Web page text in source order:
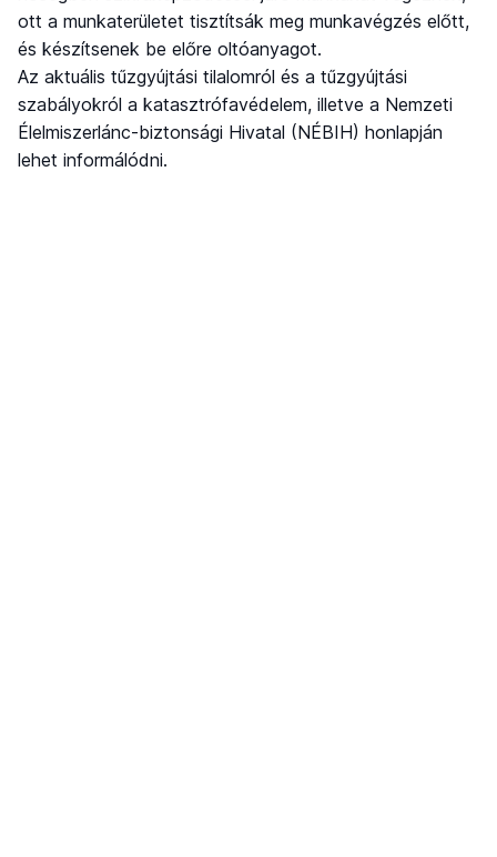
ott a munkaterületet tisztítsák meg munkavégzés előtt,
és készítsenek be előre oltóanyagot.
Az aktuális tűzgyújtási tilalomról és a tűzgyújtási
szabályokról a katasztrófavédelem, illetve a Nemzeti
Élelmiszerlánc-biztonsági Hivatal (NÉBIH) honlapján
lehet informálódni.